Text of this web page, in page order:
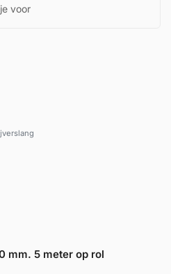
voor
mm. 5 meter op rol